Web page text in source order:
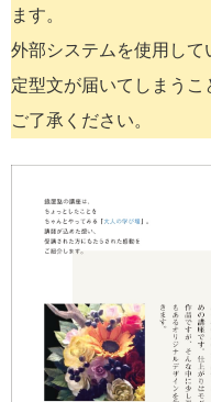
ます。
外部システムを使用して
定型文が届いてしまうこ
ご了承ください。